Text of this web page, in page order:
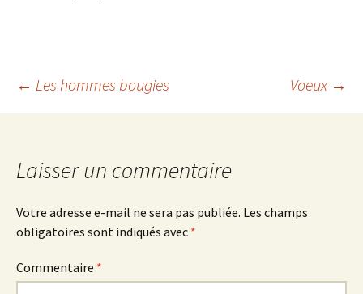
Navigation
articles
← Les hommes bougies Voeux →
Laisser un commentaire
Votre adresse e-mail ne sera pas publiée. Les champs
obligatoires sont indiqués avec *
Commentaire *